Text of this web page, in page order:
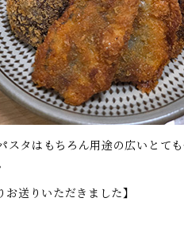
スタはもちろん用途の広いとて
お送りいただきました】